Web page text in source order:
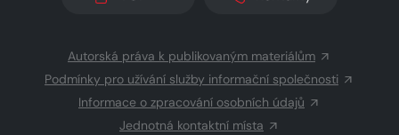
Autorská práva k publikovaným materiálům
Podmínky pro užívání služby informační společnosti
Informace o zpracování osobních údajů
Jednotná kontaktní místa